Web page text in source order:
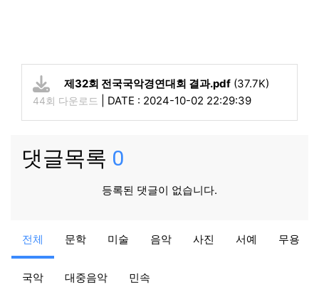
제32회 전국국악경연대회 결과.pdf (37.7K)
44회 다운로드 DATE : 2024-10-02 22:29:39
댓글목록 0
등록된 댓글이 없습니다.
전체 문학 미술 음악 사진 서예 무용
국악 대중음악 민속
2024 제52회 거창군민가요제 본선 진출자 현황
아림예술제 08-27 13,907